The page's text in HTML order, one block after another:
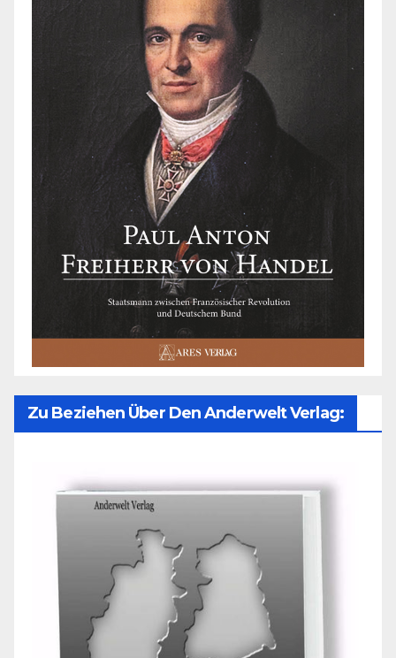
Zu Beziehen Über Den Anderwelt Verlag: